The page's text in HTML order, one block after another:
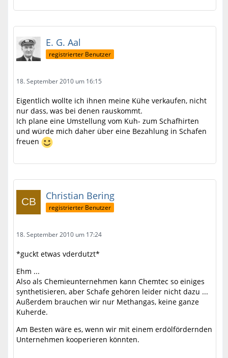
E. G. Aal
registrierter Benutzer
18. September 2010 um 16:15
Eigentlich wollte ich ihnen meine Kühe verkaufen, nicht
nur dass, was bei denen rauskommt.
Ich plane eine Umstellung vom Kuh- zum Schafhirten
und würde mich daher über eine Bezahlung in Schafen
freuen
Christian Bering
registrierter Benutzer
18. September 2010 um 17:24
*guckt etwas vderdutzt*
Ehm ...
Also als Chemieunternehmen kann Chemtec so einiges
synthetisieren, aber Schafe gehören leider nicht dazu ...
Außerdem brauchen wir nur Methangas, keine ganze
Kuherde.
Am Besten wäre es, wenn wir mit einem erdölfördernden
Unternehmen kooperieren könnten.